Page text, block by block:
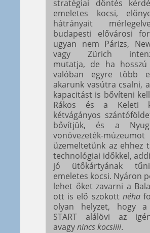
stratégiai döntés
emeletes kocsi,
hátrányait
budapesti elővárosi
ugyan nem Párizs,
vagy Zürich
mutatja, de ha hosszú
valóban egyre több
akarunk vasútra csalni,
kapacitást is bővíteni
Rákos és a Keleti
kétvágányos
bővítjük, és a
vonóvezeték-múzeumot
üzemeltetünk az ehhez
technológiai időkkel,
jó ütőkártyának
emeletes kocsi. Nyáron
lehet őket zavarni a
ott is elő szokott néha
olyan helyzet, hogy a
START alálövi az
avagynincs kocsiiii.